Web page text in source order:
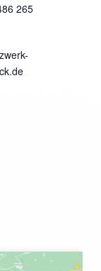
265